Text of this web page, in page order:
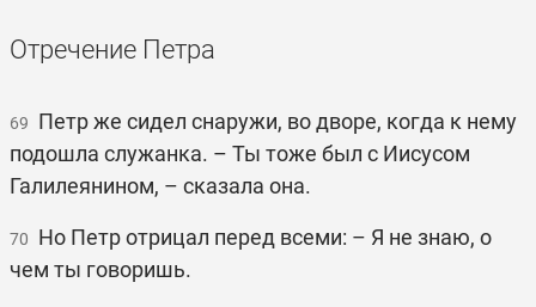
Отречение Петра
69 Петр же сидел снаружи, во дворе, когда к нему
подошла служанка. – Ты тоже был с Иисусом
Галилеянином, – сказала она.
70 Но Петр отрицал перед всеми: – Я не знаю, о
чем ты говоришь.